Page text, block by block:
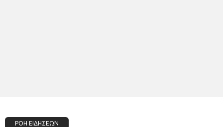
ΡΟΗ ΕΙΔΗΣΕΩΝ